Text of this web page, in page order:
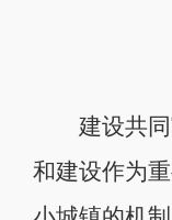
建设共同
和建设作为